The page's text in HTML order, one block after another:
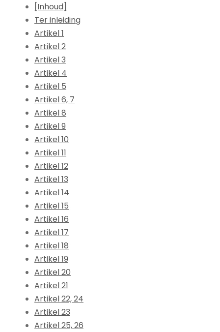
[Inhoud]
Ter inleiding
Artikel 1
Artikel 2
Artikel 3
Artikel 4
Artikel 5
Artikel 6, 7
Artikel 8
Artikel 9
Artikel 10
Artikel 11
Artikel 12
Artikel 13
Artikel 14
Artikel 15
Artikel 16
Artikel 17
Artikel 18
Artikel 19
Artikel 20
Artikel 21
Artikel 22, 24
Artikel 23
Artikel 25, 26